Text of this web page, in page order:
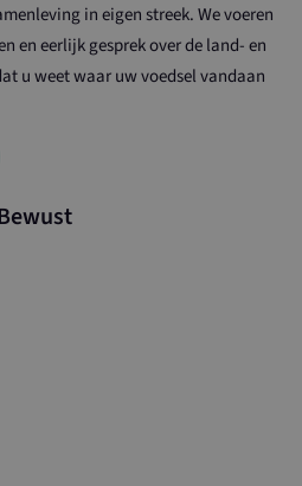
in eigen streek. We voeren
en eerlijk gesprek over de land- en
u weet waar uw voedsel vandaan